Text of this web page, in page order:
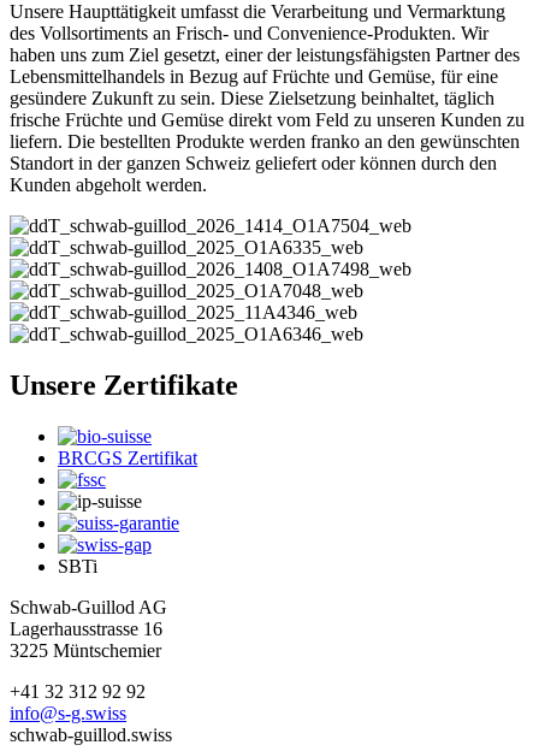
Unsere Haupttätigkeit umfasst die Verarbeitung und Vermarktung
des Vollsortiments an Frisch- und Convenience-Produkten. Wir
haben uns zum Ziel gesetzt, einer der leistungsfähigsten Partner des
Lebensmittelhandels in Bezug auf Früchte und Gemüse, für eine
gesündere Zukunft zu sein. Diese Zielsetzung beinhaltet, täglich
frische Früchte und Gemüse direkt vom Feld zu unseren Kunden zu
liefern. Die bestellten Produkte werden franko an den gewünschten
Standort in der ganzen Schweiz geliefert oder können durch den
Kunden abgeholt werden.
Unsere Zertifikate
BRCGS Zertifikat
SBTi
Schwab-Guillod AG
Lagerhausstrasse 16
3225 Müntschemier
+41 32 312 92 92
info@s-g.swiss
schwab-guillod.swiss